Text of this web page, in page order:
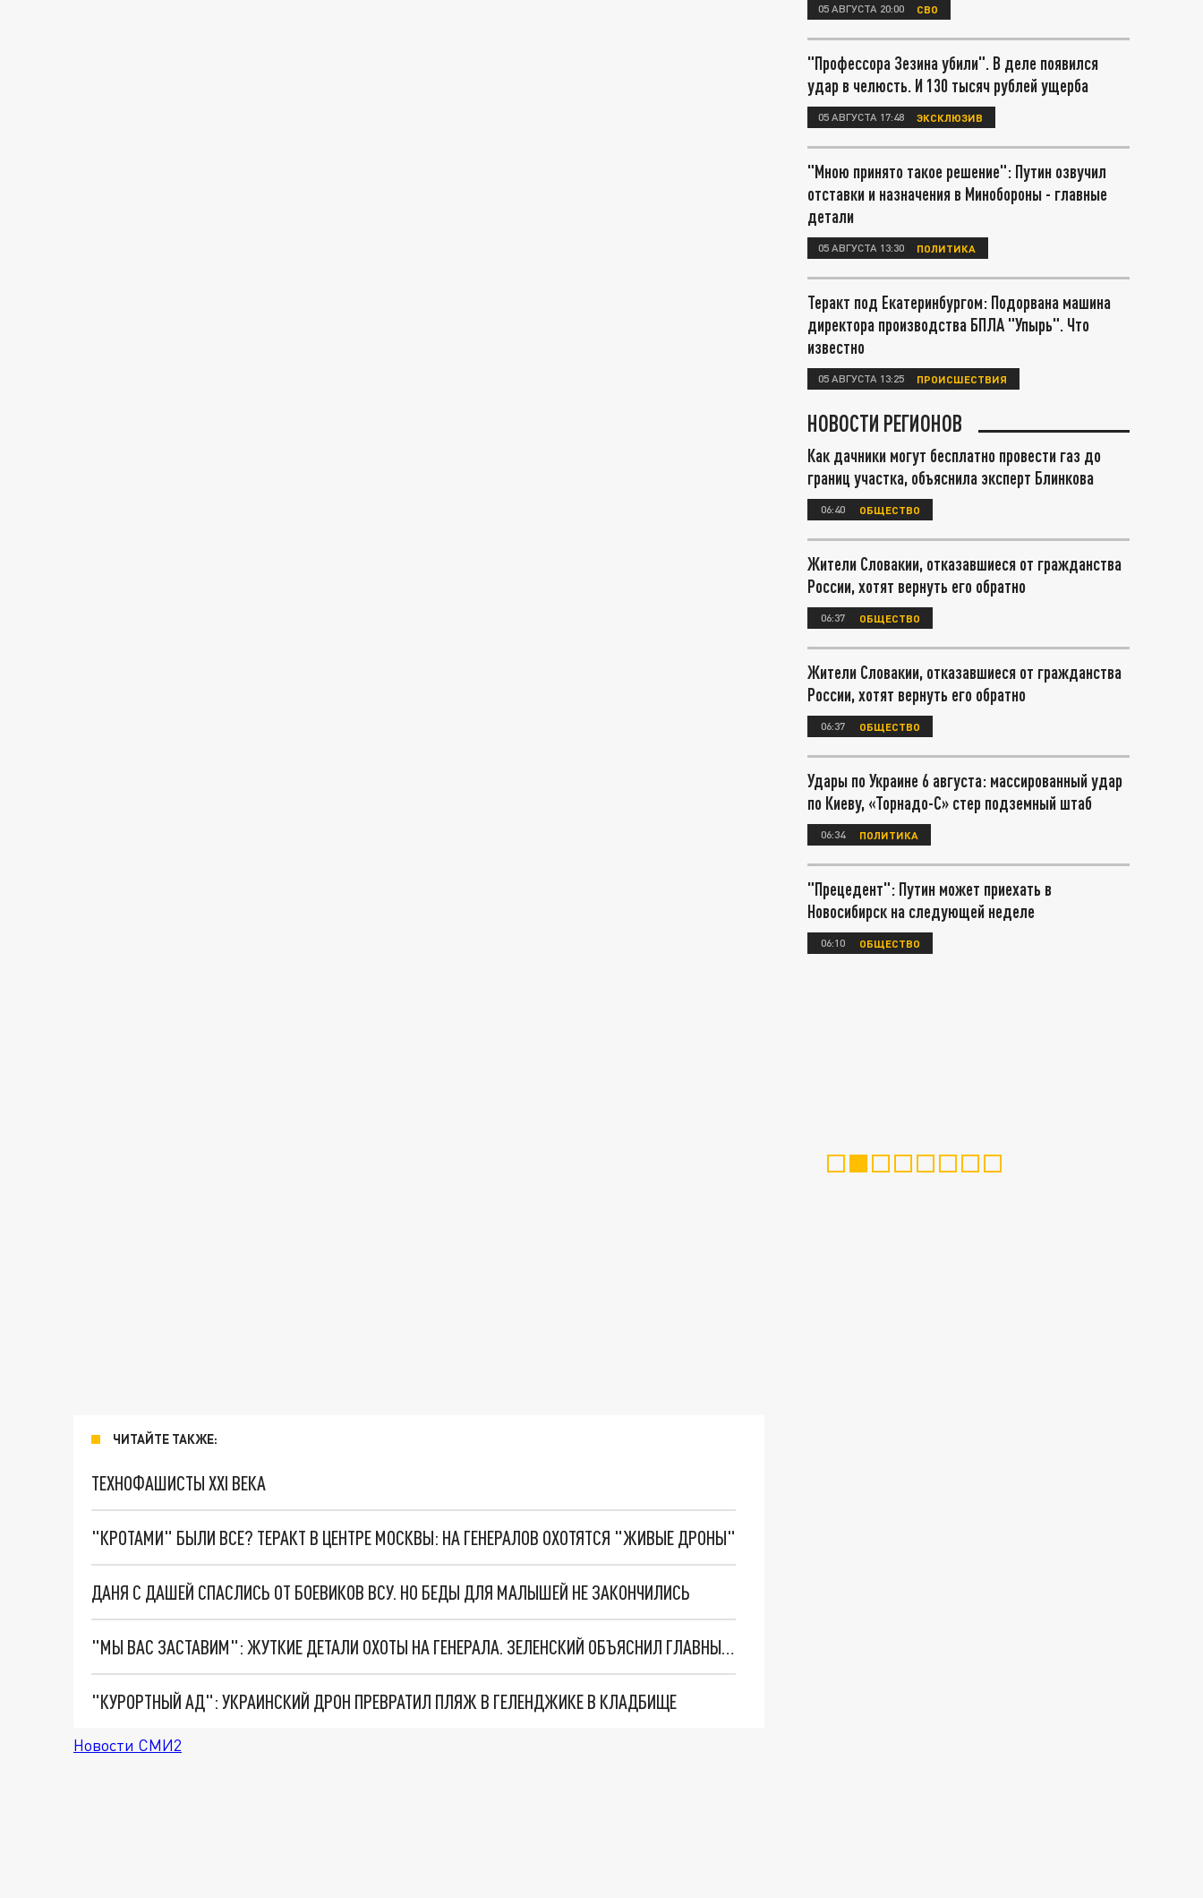
ЧИТАЙТЕ ТАКЖЕ:
ТЕХНОФАШИСТЫ XXI ВЕКА
"КРОТАМИ" БЫЛИ ВСЕ? ТЕРАКТ В ЦЕНТРЕ МОСКВЫ: НА ГЕНЕРАЛОВ ОХОТЯТСЯ "ЖИВЫЕ ДРОНЫ"
ДАНЯ С ДАШЕЙ СПАСЛИСЬ ОТ БОЕВИКОВ ВСУ. НО БЕДЫ ДЛЯ МАЛЫШЕЙ НЕ ЗАКОНЧИЛИСЬ
"МЫ ВАС ЗАСТАВИМ": ЖУТКИЕ ДЕТАЛИ ОХОТЫ НА ГЕНЕРАЛА. ЗЕЛЕНСКИЙ ОБЪЯСНИЛ ГЛАВНЫЙ СМЫСЛ ТЕРАКТА В ЦЕНТРЕ МОСКВЫ
"КУРОРТНЫЙ АД": УКРАИНСКИЙ ДРОН ПРЕВРАТИЛ ПЛЯЖ В ГЕЛЕНДЖИКЕ В КЛАДБИЩЕ
Новости СМИ2
05 АВГУСТА 20:00 СВО
"Профессора Зезина убили". В деле появился
удар в челюсть. И 130 тысяч рублей ущерба
05 АВГУСТА 17:48 ЭКСКЛЮЗИВ
"Мною принято такое решение": Путин озвучил
отставки и назначения в Минобороны - главные
детали
05 АВГУСТА 13:30 ПОЛИТИКА
Теракт под Екатеринбургом: Подорвана машина
директора производства БПЛА "Упырь". Что
известно
05 АВГУСТА 13:25 ПРОИСШЕСТВИЯ
НОВОСТИ РЕГИОНОВ
Как дачники могут бесплатно провести газ до
границ участка, объяснила эксперт Блинкова
06:40 ОБЩЕСТВО
Жители Словакии, отказавшиеся от гражданства
России, хотят вернуть его обратно
06:37 ОБЩЕСТВО
Жители Словакии, отказавшиеся от гражданства
России, хотят вернуть его обратно
06:37 ОБЩЕСТВО
Удары по Украине 6 августа: массированный удар
по Киеву, «Торнадо-С» стер подземный штаб
06:34 ПОЛИТИКА
"Прецедент": Путин может приехать в
Новосибирск на следующей неделе
06:10 ОБЩЕСТВО